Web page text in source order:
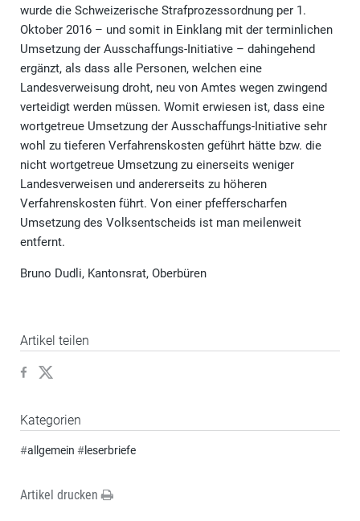
wurde die Schweizerische Strafprozessordnung per 1.
Oktober 2016 – und somit in Einklang mit der terminlichen
Umsetzung der Ausschaffungs-Initiative – dahingehend
ergänzt, als dass alle Personen, welchen eine
Landesverweisung droht, neu von Amtes wegen zwingend
verteidigt werden müssen. Womit erwiesen ist, dass eine
wortgetreue Umsetzung der Ausschaffungs-Initiative sehr
wohl zu tieferen Verfahrenskosten geführt hätte bzw. die
nicht wortgetreue Umsetzung zu einerseits weniger
Landesverweisen und andererseits zu höheren
Verfahrenskosten führt. Von einer pfefferscharfen
Umsetzung des Volksentscheids ist man meilenweit
entfernt.
Bruno Dudli, Kantonsrat, Oberbüren
Artikel teilen
Kategorien
#allgemein #leserbriefe
Artikel drucken